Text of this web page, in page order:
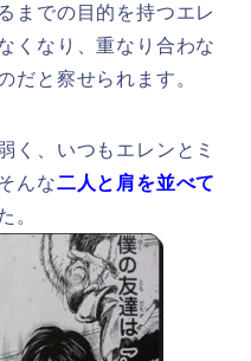
までの目的を持つエレ
くなり、重なり合わな
だと察せられます。
く、いつもエレンとミ
んな二人と肩を並べて
。